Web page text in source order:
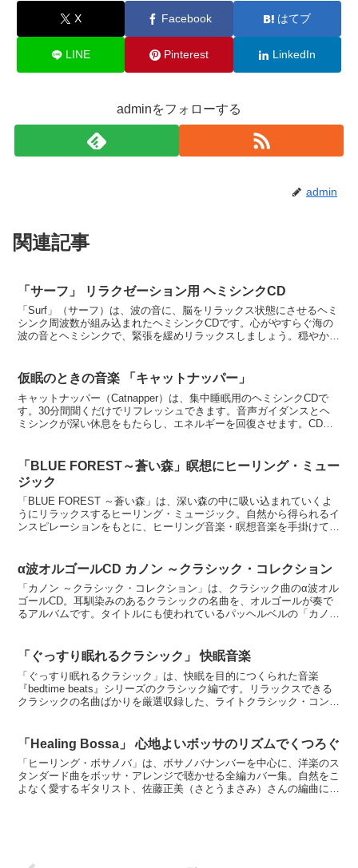
X Facebook はてブ
LINE Pinterest LinkedIn
adminをフォローする
admin
関連記事
「サーフ」 リラクゼーション用 ヘミシンクCD
「Surf」（サーフ）は、波の音に、脳をリラックス状態にさせるヘミ
シンク周波数が組み込まれたヘミシンクCDです。心がやすらぐ海の
波の音とヘミシンクで、緊張を緩めリラックスしましょう。穏やかな
仮眠のときの音楽 「キャットナッパー」
キャットナッパー（Catnapper）は、集中睡眠用のヘミシンクCDで
す。30分間聞くだけでリフレッシュできます。音声ガイダンスとヘ
ミシンクが深い休息をもたらし、エネルギーを回復させます。CDを
「BLUE FOREST～蒼い森」瞑想にヒーリング・ミュー
ジック
「BLUE FOREST ～蒼い森」は、深い森の中に吸い込まれていくよ
うにリラックスするヒーリング・ミュージック。自然から得られるイ
ンスピレーションをもとに、ヒーリング音楽・瞑想音楽を手掛けてい
α波オルゴールCD カノン ～クラシック・コレクション
「カノン ～クラシック・コレクション」は、クラシック曲のα波オル
ゴールCD。耳馴染みのあるクラシックの名曲を、オルゴールが奏で
るアルバムです。タイトルにも使われているパッヘルベルの「カノ
「ぐっすり眠れるクラシック」 快眠音楽
「ぐっすり眠れるクラシック」は、快眠を目的につくられた音楽
『bedtime beats』シリーズのクラシック編です。リラックスできる
クラシックの名曲ばかりを厳選収録した、ライトクラシック・コンピ
「Healing Bossa」 心地よいボッサのリズムでくつろぐ
「ヒーリング・ボサノバ」は、ボサノバナンバーを中心に、洋楽のス
タンダード曲をボッサ・アレンジで聴かせる全編カバー集。自然をこ
よなく愛するギタリスト、佐藤正美（さとうまさみ）さんの編曲によ